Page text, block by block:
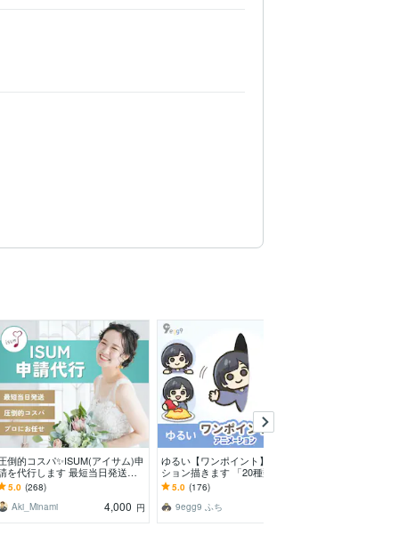
倒的コスパ✨ISUM(アイサム)申
を代行します 最短当日発送！
倒的コスパ！プロにお任せ！
5.0 (268)
Aki_Minami
4,000 円
ゆるい【ワンポイント】アニメー
ション描きます 「20種類から選
べる！」配信画面・ブログなどの
飾りに！
5.0 (176)
9egg9 ふち